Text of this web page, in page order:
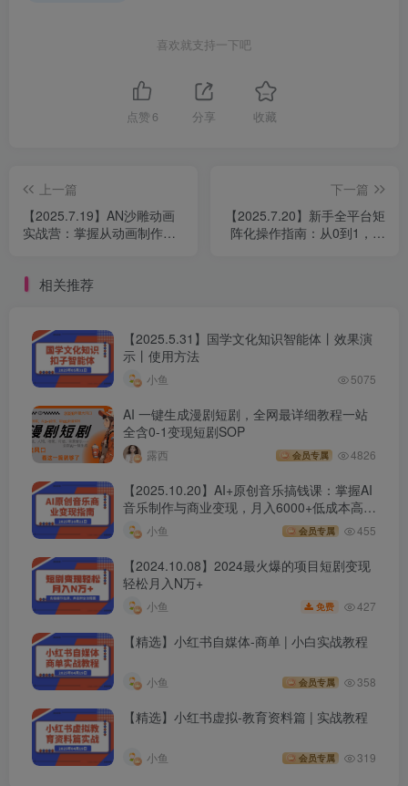
喜欢就支持一下吧
点赞 6 分享 收藏
上一篇
【2025.7.19】AN沙雕动画
实战营：掌握从动画制作到
下一篇
【2025.7.20】新手全平台矩
阵化操作指南：从0到1，如
相关推荐
【2025.5.31】国学文化知识智能体丨效果演
示丨使用方法
小鱼 5075
AI 一键生成漫剧短剧，全网最详细教程一站
全含0-1变现短剧SOP
露西 会员专属 4826
【2025.10.20】AI+原创音乐搞钱课：掌握AI
音乐制作与商业变现，月入6000+低成本高收
益
小鱼 会员专属 455
【2024.10.08】2024最火爆的项目短剧变现
轻松月入N万+
小鱼 免费 427
【精选】小红书自媒体-商单 | 小白实战教程
小鱼 会员专属 358
【精选】小红书虚拟-教育资料篇 | 实战教程
小鱼 会员专属 319